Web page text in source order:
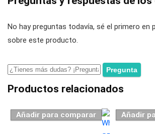
No hay preguntas todavía, sé el primero en
sobre este producto.
Productos relacionados
Añadir para comparar Añadir